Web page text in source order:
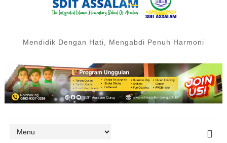
Mendidik Dengan Hati, Mengabdi Penuh Harmoni